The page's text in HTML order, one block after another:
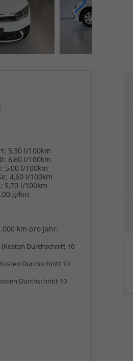
5,30 l/100km
6,60 l/100km
5,00 l/100km
4,60 l/100km
5,70 l/100km
g/km
km pro Jahr:
(Kosten Durchschnitt 10
Durchschnitt 10
Durchschnitt 10